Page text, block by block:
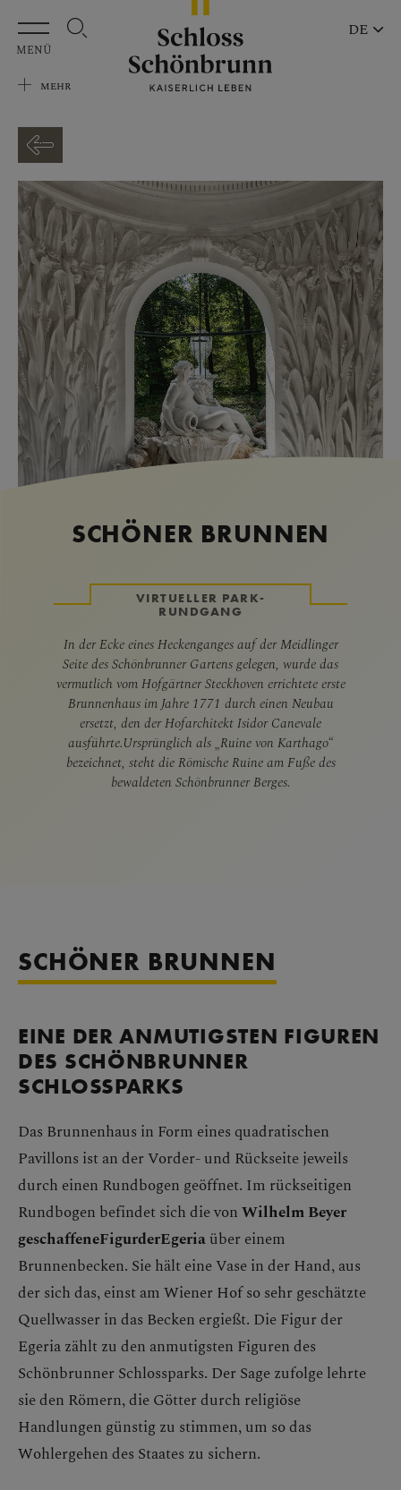
Zum Hauptinhalt springen
MENÜ
MEHR
DE
SCHÖNER BRUNNEN
VIRTUELLER PARK-
RUNDGANG
In der Ecke eines Heckenganges auf der Meidlinger
Seite des Schönbrunner Gartens gelegen, wurde das
vermutlich vom Hofgärtner Steckhoven errichtete erste
Brunnenhaus im Jahre 1771 durch einen Neubau
ersetzt, den der Hofarchitekt Isidor Canevale
ausführte.Ursprünglich als „Ruine von Karthago“
bezeichnet, steht die Römische Ruine am Fuße des
bewaldeten Schönbrunner Berges.
SCHÖNER BRUNNEN
EINE DER ANMUTIGSTEN FIGUREN
DES SCHÖNBRUNNER
SCHLOSSPARKS
Das Brunnenhaus in Form eines quadratischen
Pavillons ist an der Vorder- und Rückseite jeweils
durch einen Rundbogen geöffnet. Im rückseitigen
Rundbogen befindet sich die von Wilhelm Beyer
geschaffeneFigurderEgeria über einem
Brunnenbecken. Sie hält eine Vase in der Hand, aus
der sich das, einst am Wiener Hof so sehr geschätzte
Quellwasser in das Becken ergießt. Die Figur der
Egeria zählt zu den anmutigsten Figuren des
Schönbrunner Schlossparks. Der Sage zufolge lehrte
sie den Römern, die Götter durch religiöse
Handlungen günstig zu stimmen, um so das
Wohlergehen des Staates zu sichern.